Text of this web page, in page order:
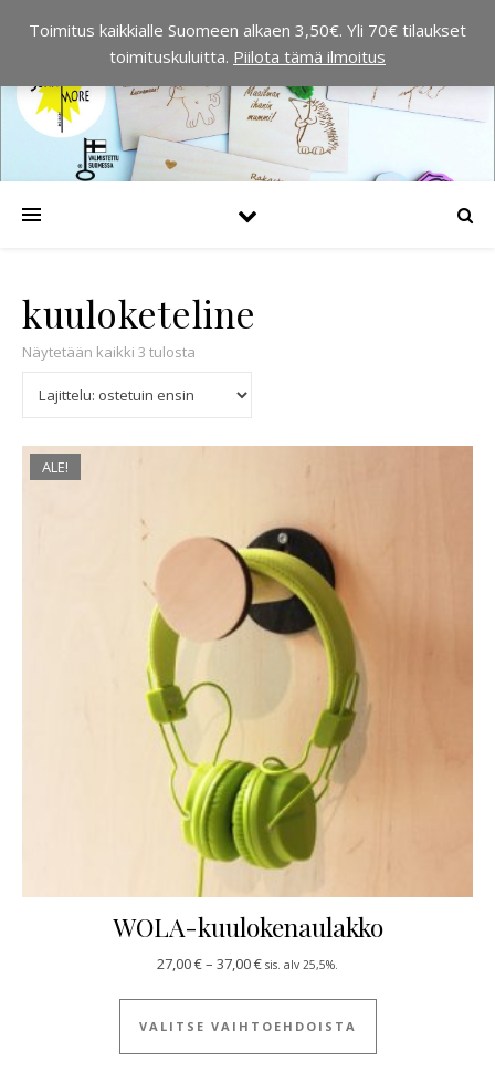
kuuloketeline
Näytetään kaikki 3 tulosta
ALE!
WOLA-kuulokenaulakko
27,00€– 37,00€Hintaluokka: 27,00 € - 37,00 €
sis. alv 25,5%.
VALITSE VAIHTOEHDOISTA
Tällä tuotteella
Toimitus kaikkialle Suomeen alkaen 3,50€. Yli 70€ tilaukset
toimituskuluitta. Piilota tämä ilmoitus